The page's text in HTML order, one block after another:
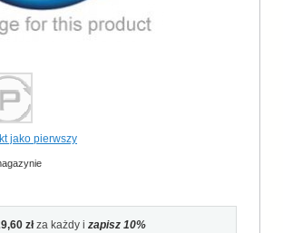
jako pierwszy
złza każdy i zapisz 10%